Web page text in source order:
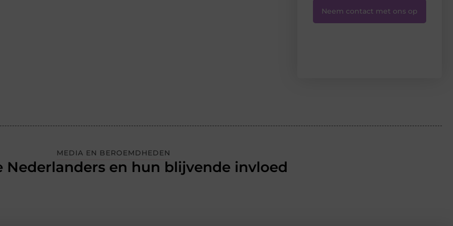
Neem contact met ons op
MEDIA EN BEROEMDHEDEN
Nederlanders en hun blijvende invloed